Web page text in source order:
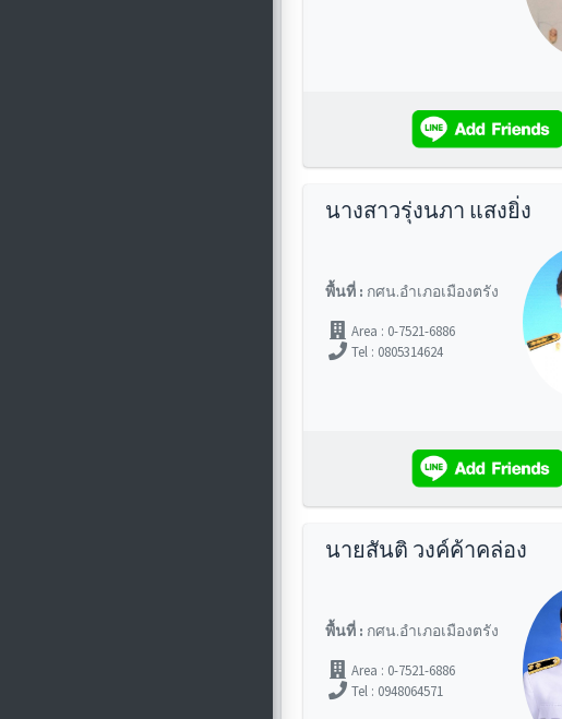
นางสาวรุ่งนภา แสงยิ่ง
พื้นที่ : กศน.อำเภอเมืองตรัง
Area : 0-7521-6886
Tel : 0805314624
นายสันติ วงค์ค้าคล่อง
พื้นที่ : กศน.อำเภอเมืองตรัง
Area : 0-7521-6886
Tel : 0948064571